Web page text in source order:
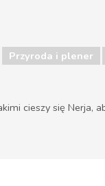
Przyroda i plener
cieszy się Nerja,